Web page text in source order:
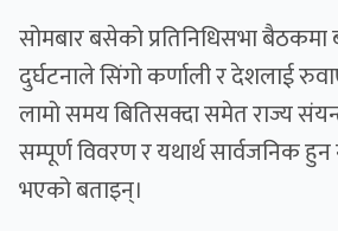
सोमबार बसेको प्रतिनिधिसभा बैठकमा
दुर्घटनाले सिंगो कर्णाली र देशलाई
लामो समय बितिसक्दा समेत राज्य
सम्पूर्ण विवरण र यथार्थ सार्वजनिक
भएको बताइन्।